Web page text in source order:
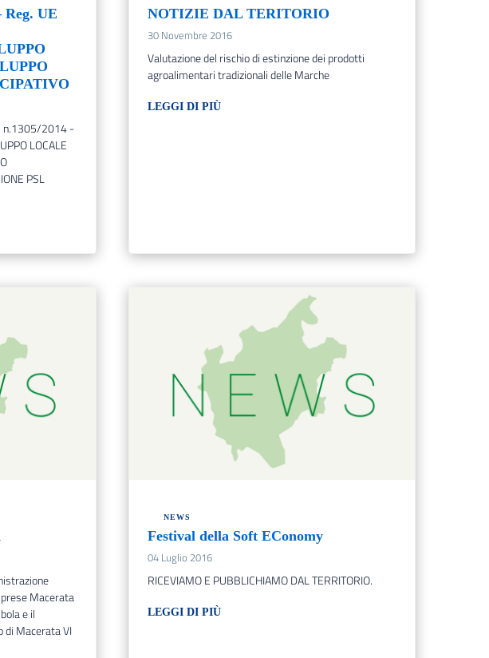
Reg. UE
n.1305/2014 -
LOCALE
PSL
NOTIZIE DAL TERITORIO
30 Novembre 2016
Valutazione del rischio di estinzione dei prodotti
agroalimentari tradizionali delle Marche
LEGGI DI PIÙ
Macerata
e il
di Macerata VI
NEWS
Festival della Soft EConomy
04 Luglio 2016
RICEVIAMO E PUBBLICHIAMO DAL TERRITORIO.
LEGGI DI PIÙ